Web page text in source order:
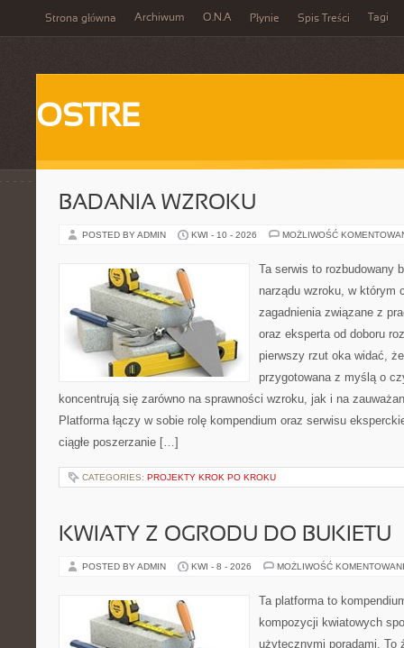
Strona główna Archiwum O.N.A Płynie Spis Treści Tagi
OSTRE
BADANIA WZROKU
POSTED BY ADMIN KWI - 10 - 2026 MOŻLIWOŚĆ
Ta serwis to rozbudowany
narządu wzroku, w którym
zagadnienia związane z
oraz eksperta od doboru
pierwszy rzut oka widać,
przygotowana z myślą o
koncentrują się zarówno na sprawności wzroku, jak i na
Platforma łączy w sobie rolę kompendium oraz serwisu
ciągłe poszerzanie […]
CATEGORIES: PROJEKTY KROK PO KROKU
KWIATY Z OGRODU DO BUKIETU
POSTED BY ADMIN KWI - 8 - 2026 MOŻLIWOŚĆ
Ta platforma to
kompozycji kwiatowych
użytecznymi poradami. To